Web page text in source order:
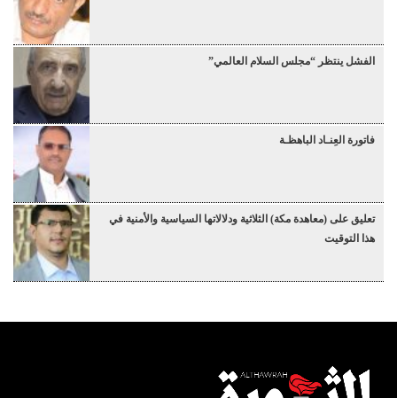
الفشل ينتظر “مجلس السلام العالمي”
فاتورة العِنـاد الباهظـة
تعليق على (معاهدة مكة) الثلاثية ودلالاتها السياسية والأمنية في
هذا التوقيت